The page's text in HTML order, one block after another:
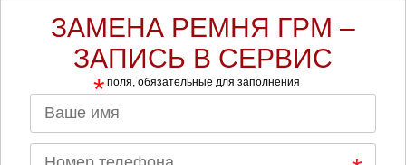
ЗАМЕНА РЕМНЯ ГРМ –
ЗАПИСЬ В СЕРВИС
* поля, обязательные для заполнения